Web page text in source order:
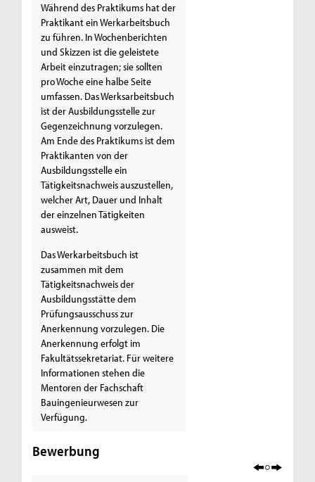
Während des Praktikums hat der
Praktikant ein Werkarbeitsbuch
zu führen. In Wochenberichten
und Skizzen ist die geleistete
Arbeit einzutragen; sie sollten
pro Woche eine halbe Seite
umfassen. Das Werksarbeitsbuch
ist der Ausbildungsstelle zur
Gegenzeichnung vorzulegen.
Am Ende des Praktikums ist dem
Praktikanten von der
Ausbildungsstelle ein
Tätigkeitsnachweis auszustellen,
welcher Art, Dauer und Inhalt
der einzelnen Tätigkeiten
ausweist.
Das Werkarbeitsbuch ist
zusammen mit dem
Tätigkeitsnachweis der
Ausbildungsstätte dem
Prüfungsausschuss zur
Anerkennung vorzulegen. Die
Anerkennung erfolgt im
Fakultätssekretariat. Für weitere
Informationen stehen die
Mentoren der Fachschaft
Bauingenieurwesen zur
Verfügung.
Bewerbung